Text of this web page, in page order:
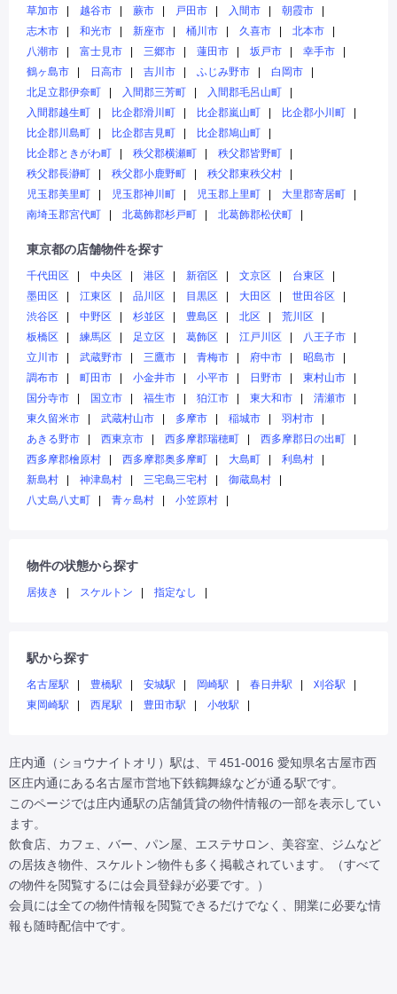
草加市
越谷市 蕨市 戸田市 入間市
朝霞市
志木市
和光市 新座市 桶川市 久喜市
北本市
八潮市
富士見市 三郷市 蓮田市 坂戸市
幸手市
鶴ヶ島市
日高市 吉川市 ふじみ野市
白岡市
北足立郡伊奈町
入間郡三芳町
入間郡毛呂山町
入間郡越生町
比企郡滑川町 比企郡嵐山町
比企郡小川町
比企郡川島町
比企郡吉見町
比企郡鳩山町
比企郡ときがわ町
秩父郡横瀬町
秩父郡皆野町
秩父郡長瀞町
秩父郡小鹿野町
秩父郡東秩父村
児玉郡美里町
児玉郡神川町 児玉郡上里町
大里郡寄居町
南埼玉郡宮代町
北葛飾郡杉戸町 北葛飾郡松伏町
東京都の店舗物件を探す
千代田区 中央区 港区 新宿区 文京区
台東区
墨田区
江東区 品川区 目黒区 大田区
世田谷区
渋谷区
中野区 杉並区 豊島区 北区
荒川区
板橋区
練馬区 足立区 葛飾区 江戸川区
八王子市
立川市
武蔵野市 三鷹市 青梅市 府中市
昭島市
調布市
町田市 小金井市 小平市 日野市
東村山市
国分寺市
国立市 福生市 狛江市 東大和市
清瀬市
東久留米市
武蔵村山市 多摩市 稲城市
羽村市
あきる野市
西東京市 西多摩郡瑞穂町
西多摩郡日の出町
西多摩郡檜原村
西多摩郡奥多摩町 大島町
利島村
新島村
神津島村 三宅島三宅村
御蔵島村
八丈島八丈町
青ヶ島村 小笠原村
物件の状態から探す
居抜き スケルトン 指定なし
駅から探す
名古屋駅 豊橋駅 安城駅 岡崎駅 春日井駅
刈谷駅
東岡崎駅
西尾駅 豊田市駅 小牧駅
庄内通（ショウナイトオリ）駅は、〒451-0016 愛知県名古屋市西
区庄内通にある名古屋市営地下鉄鶴舞線などが通る駅です。
このページでは庄内通駅の店舗賃貸の物件情報の一部を表示してい
ます。
飲食店、カフェ、バー、パン屋、エステサロン、美容室、ジムなど
の居抜き物件、スケルトン物件も多く掲載されています。（すべて
の物件を閲覧するには会員登録が必要です。）
会員には全ての物件情報を閲覧できるだけでなく、開業に必要な情
報も随時配信中です。